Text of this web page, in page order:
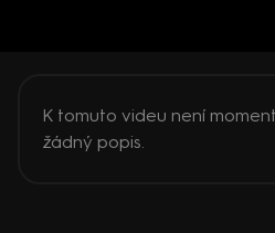
K tomuto videu není
žádný popis.